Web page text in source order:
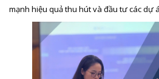
mạnh hiệu quả thu hút và đầu tư các dự